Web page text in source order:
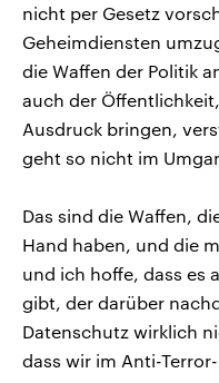
nicht per Gesetz
Geheimdiensten
die Waffen der Politik
auch der
Ausdruck bringen,
geht so nicht im
Das sind die Waffen,
Hand haben, und die
und ich hoffe, dass es
gibt, der darüber
Datenschutz wirklich
dass wir im Anti-